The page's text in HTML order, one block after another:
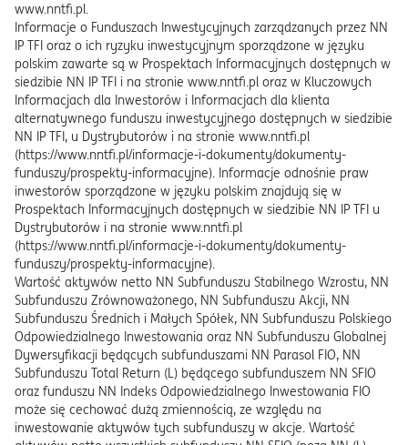
www.nntfi.pl.
Informacje o Funduszach Inwestycyjnych zarządzanych przez NN
IP TFI oraz o ich ryzyku inwestycyjnym sporządzone w języku
polskim zawarte są w Prospektach Informacyjnych dostępnych w
siedzibie NN IP TFI i na stronie www.nntfi.pl oraz w Kluczowych
Informacjach dla Inwestorów i Informacjach dla klienta
alternatywnego funduszu inwestycyjnego dostępnych w siedzibie
NN IP TFI, u Dystrybutorów i na stronie www.nntfi.pl
(https://www.nntfi.pl/informacje-i-dokumenty/dokumenty-
funduszy/prospekty-informacyjne). Informacje odnośnie praw
inwestorów sporządzone w języku polskim znajdują się w
Prospektach Informacyjnych dostępnych w siedzibie NN IP TFI u
Dystrybutorów i na stronie www.nntfi.pl
(https://www.nntfi.pl/informacje-i-dokumenty/dokumenty-
funduszy/prospekty-informacyjne).
Wartość aktywów netto NN Subfunduszu Stabilnego Wzrostu, NN
Subfunduszu Zrównoważonego, NN Subfunduszu Akcji, NN
Subfunduszu Średnich i Małych Spółek, NN Subfunduszu Polskiego
Odpowiedzialnego Inwestowania oraz NN Subfunduszu Globalnej
Dywersyfikacji będących subfunduszami NN Parasol FIO, NN
Subfunduszu Total Return (L) będącego subfunduszem NN SFIO
oraz funduszu NN Indeks Odpowiedzialnego Inwestowania FIO
może się cechować dużą zmiennością, ze względu na
inwestowanie aktywów tych subfunduszy w akcje. Wartość